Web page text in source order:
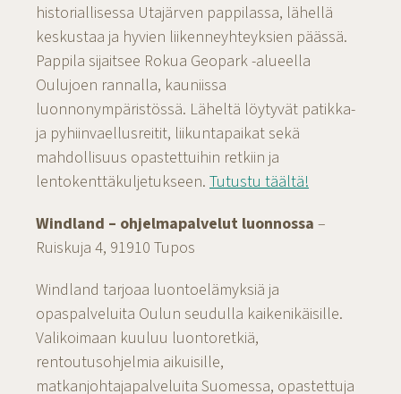
historiallisessa Utajärven pappilassa, lähellä
keskustaa ja hyvien liikenneyhteyksien päässä.
Pappila sijaitsee Rokua Geopark -alueella
Oulujoen rannalla, kauniissa
luonnonympäristössä. Läheltä löytyvät patikka-
ja pyhiinvaellusreitit, liikuntapaikat sekä
mahdollisuus opastettuihin retkiin ja
lentokenttäkuljetukseen. Tutustu täältä!
Windland – ohjelmapalvelut luonnossa –
Ruiskuja 4, 91910 Tupos
Windland tarjoaa luontoelämyksiä ja
opaspalveluita Oulun seudulla kaikenikäisille.
Valikoimaan kuuluu luontoretkiä,
rentoutusohjelmia aikuisille,
matkanjohtajapalveluita Suomessa, opastettuja